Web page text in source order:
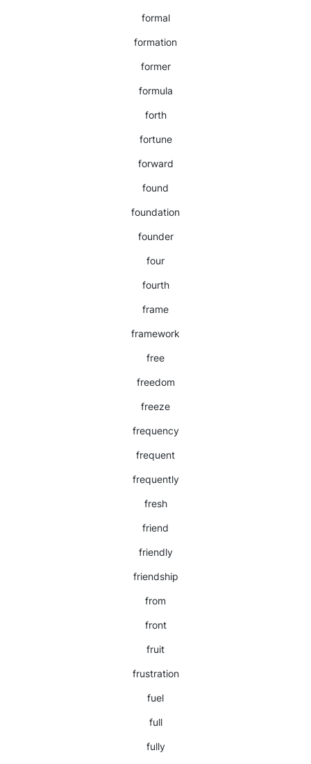
formal
formation
former
formula
forth
fortune
forward
found
foundation
founder
four
fourth
frame
framework
free
freedom
freeze
frequency
frequent
frequently
fresh
friend
friendly
friendship
from
front
fruit
frustration
fuel
full
fully